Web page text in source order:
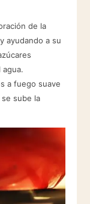
de la
ayudando a su
a fuego suave
sube la